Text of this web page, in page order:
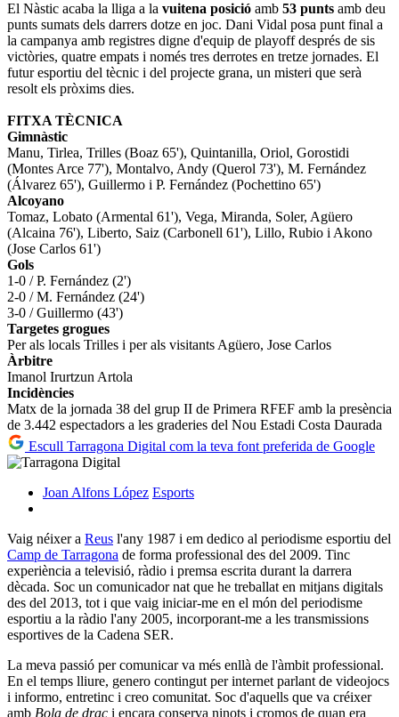
El Nàstic acaba la lliga a la vuitena posició amb 53 punts amb deu
punts sumats dels darrers dotze en joc. Dani Vidal posa punt final a
la campanya amb registres digne d'equip de playoffdesprés de sis
victòries, quatre empats i només tres derrotes en tretze jornades. El
futur esportiu del tècnic i del projecte grana, un misteri que serà
resolt els pròxims dies.
FITXA TÈCNICA
Gimnàstic
Manu, Tirlea, Trilles (Boaz 65'), Quintanilla, Oriol, Gorostidi
(MontesArce 77'), Montalvo, Andy (Querol 73'), M. Fernández
(Álvarez 65'), Guillermo i P. Fernández (Pochettino 65')
Alcoyano
Tomaz, Lobato (Armental 61'), Vega, Miranda, Soler, Agüero
(Alcaina 76'), Liberto, Saiz (Carbonell 61'), Lillo, Rubio iAkono
(Jose Carlos 61')
Gols
1-0 / P. Fernández (2')
2-0 / M. Fernández (24')
3-0 /Guillermo (43')
Targetes grogues
Per als locals Trilles i per als visitantsAgüero, Jose Carlos
Àrbitre
Imanol IrurtzunArtola
Incidències
Matx de la jornada 38 del grup II de Primera RFEF amb la presència
de 3.442 espectadors a les graderies del Nou Estadi Costa Daurada
Escull Tarragona Digital com la teva font preferida de Google
Joan Alfons López Esports
Vaig néixer a Reus l'any 1987 i em dedico al periodisme esportiu del
Camp de Tarragona de forma professional des del 2009. Tinc
experiència a televisió, ràdio i premsa escrita durant la darrera
dècada. Soc un comunicador nat que he treballat en mitjans digitals
des del 2013, tot i que vaig iniciar-me en el món del periodisme
esportiu a la ràdio l'any 2005, incorporant-me a les transmissions
esportives de la Cadena SER.
La meva passió per comunicar va més enllà de l'àmbit professional.
En el temps lliure, genero contingut per internet parlant de videojocs
i informo, entretinc i creo comunitat. Soc d'aquells que va créixer
amb Bola de drac i encara conserva ninots i cromos de quan era